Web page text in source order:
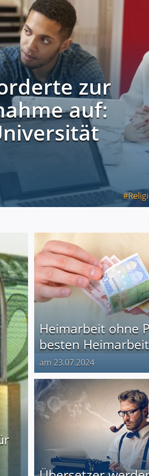
zur
auf:
Heimarbeit ohne
besten
am 23.07.2024
Obdachloser (58)
Nach öffentlichem